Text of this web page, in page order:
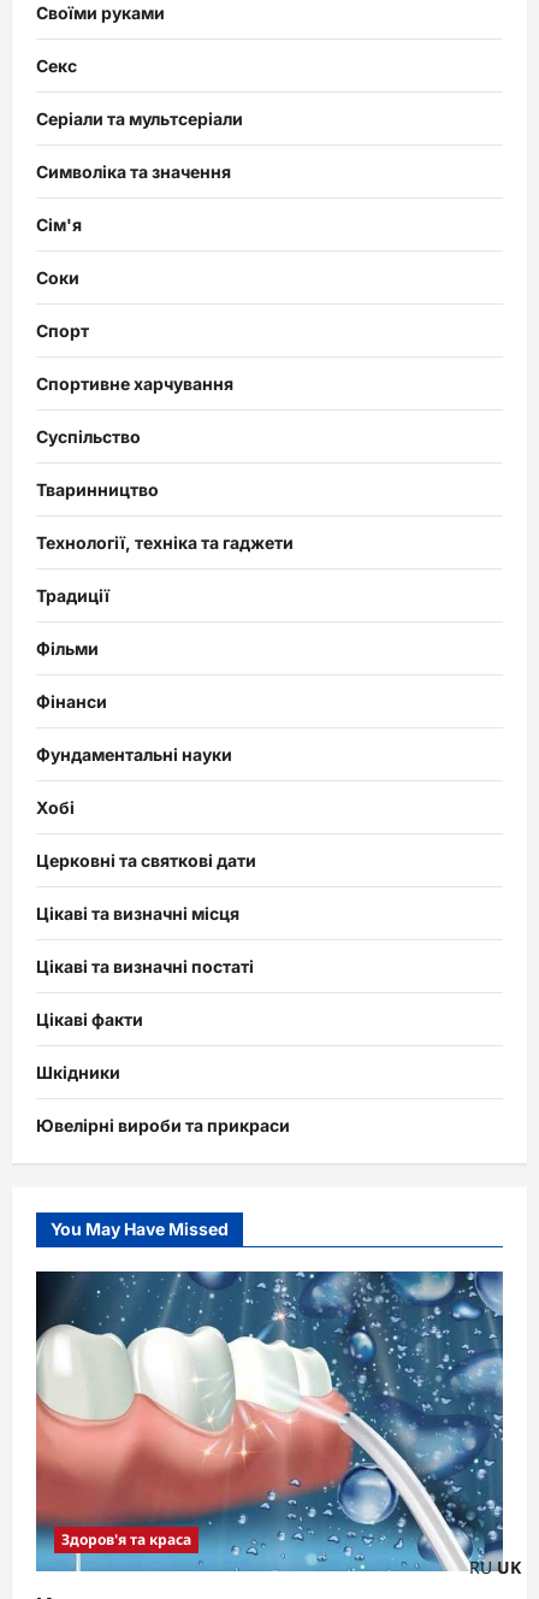
Своїми руками
Секс
Серіали та мультсеріали
Символіка та значення
Сім'я
Соки
Спорт
Спортивне харчування
Суспільство
Тваринництво
Технології, техніка та гаджети
Традиції
Фільми
Фінанси
Фундаментальні науки
Хобі
Церковні та святкові дати
Цікаві та визначні місця
Цікаві та визначні постаті
Цікаві факти
Шкідники
Ювелірні вироби та прикраси
You May Have Missed
Здоров'я та краса
RU UK